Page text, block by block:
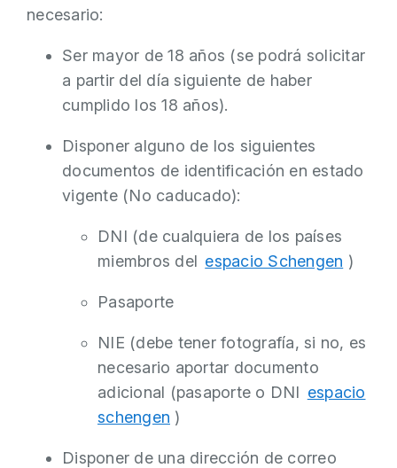
necesario:
Ser mayor de 18 años (se podrá solicitar
a partir del día siguiente de haber
cumplido los 18 años).
Disponer alguno de los siguientes
documentos de identificación en estado
vigente (No caducado):
DNI (de cualquiera de los países
miembros del espacio Schengen )
Pasaporte
NIE (debe tener fotografía, si no, es
necesario aportar documento
adicional (pasaporte o DNI espacio
schengen )
Disponer de una dirección de correo